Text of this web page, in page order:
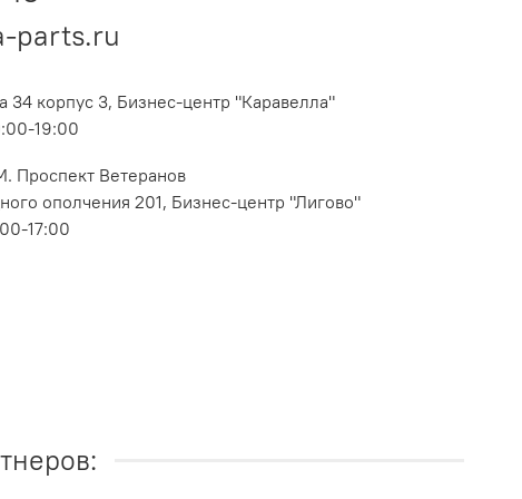
parts.ru
34 корпус 3, Бизнес-центр "Каравелла"
19:00
Проспект Ветеранов
ополчения 201, Бизнес-центр "Лигово"
17:00